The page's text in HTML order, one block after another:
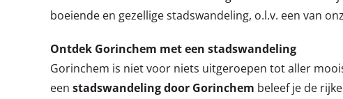
boeiende en gezellige stadswandeling, o.l.v. een van
Ontdek Gorinchem met een stadswandeling
Gorinchem is niet voor niets uitgeroepen tot aller
een stadswandeling door Gorinchem beleef je de